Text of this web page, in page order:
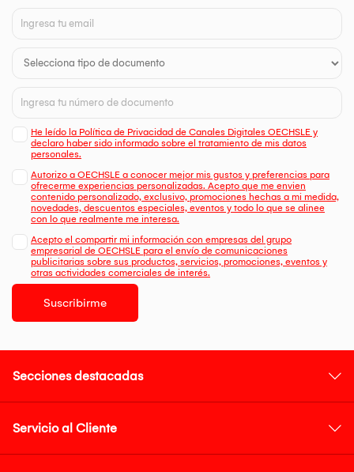
He leído la Política de Privacidad de Canales Digitales OECHSLE y
declaro haber sido informado sobre el tratamiento de mis datos
personales.
Autorizo a OECHSLE a conocer mejor mis gustos y preferencias para
ofrecerme experiencias personalizadas. Acepto que me envien
contenido personalizado, exclusivo, promociones hechas a mi medida,
novedades, descuentos especiales, eventos y todo lo que se alinee
con lo que realmente me interesa.
Acepto el compartir mi información con empresas del grupo
empresarial de OECHSLE para el envío de comunicaciones
publicitarias sobre sus productos, servicios, promociones, eventos y
otras actividades comerciales de interés.
Suscribirme
Secciones destacadas
Servicio al Cliente